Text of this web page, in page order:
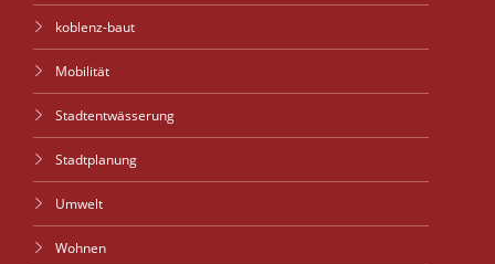
koblenz-baut
Mobilität
Stadtentwässerung
Stadtplanung
Umwelt
Wohnen